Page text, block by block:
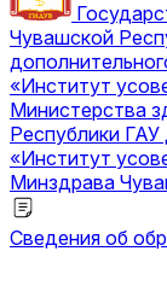
Чувашской
«Институт
Министерства
Республики
«Институт
Минздрава
Сведения об